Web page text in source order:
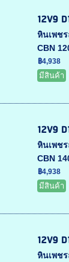
12V9
หินเพชร
CBN
฿4,938
มีสินค้า
12V9
หินเพชร
CBN
฿4,938
มีสินค้า
12V9
หินเพชร